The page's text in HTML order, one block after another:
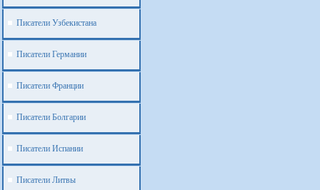
Писатели Узбекистана
Писатели Германии
Писатели Франции
Писатели Болгарии
Писатели Испании
Писатели Литвы